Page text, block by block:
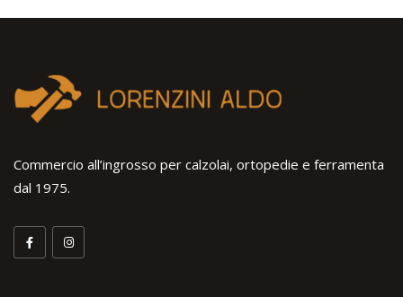
Commercio all’ingrosso per calzolai, ortopedie e ferramenta
dal 1975.